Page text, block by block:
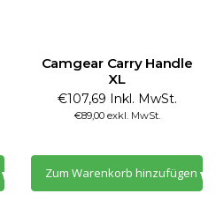
Camgear Carry Handle
XL
€107,69 Inkl. MwSt.
€89,00 exkl. MwSt.
Zum Warenkorb hinzufügen